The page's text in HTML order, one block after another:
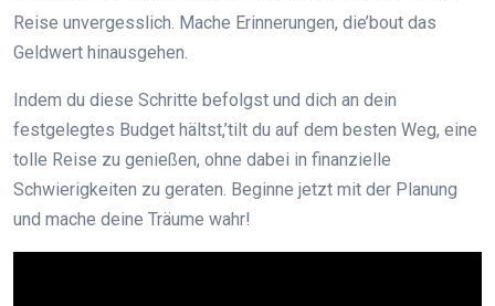
Reise unvergesslich. Mache Erinnerungen, die’bout das
Geldwert hinausgehen.
Indem du diese Schritte befolgst und dich an dein
festgelegtes Budget hältst,’tilt du auf dem besten Weg, eine
tolle Reise zu genießen, ohne dabei in finanzielle
Schwierigkeiten zu geraten. Beginne jetzt mit der Planung
und mache deine Träume wahr!